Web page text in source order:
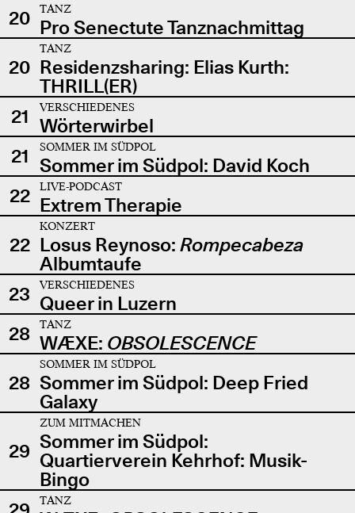
20
TANZ
Pro Senectute Tanznachmittag
20
TANZ
Residenzsharing: Elias Kurth:
THRILL(ER)
21
VERSCHIEDENES
Wörterwirbel
21
SOMMER IM SÜDPOL
Sommer im Südpol: David Koch
22
LIVE-PODCAST
Extrem Therapie
22
KONZERT
Losus Reynoso: Rompecabeza
Albumtaufe
23
VERSCHIEDENES
Queer in Luzern
28
TANZ
WÆXE: OBSOLESCENCE
28
SOMMER IM SÜDPOL
Sommer im Südpol: Deep Fried
Galaxy
29
ZUM MITMACHEN
Sommer im Südpol:
Quartierverein Kehrhof: Musik-
Bingo
TANZ